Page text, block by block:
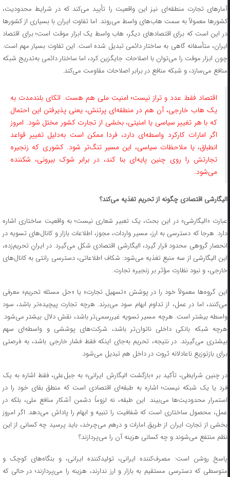
آمارهای تجارت منطقه‌ای نیز این واقعیت را تأیید می‌کند که در شرایط محدودیت،
کشورها معمولاً به سمت هاب‌های واسط می‌روند. اما تفاوت ایران با بسیاری از کشورها
در این است که برای اقتصادهای دیگر، هاب واسط یک ابزار موقت است؛ برای اقتصاد
ایران، متأسفانه گاهی به ساختار دائمی تبدیل شده است. این تفاوت بسیار مهم است.
چون ابزار موقت را می‌توان با اصلاحات جایگزین کرد، اما ساختار دائمی به‌تدریج شبکه
منافع می‌سازد، و شبکه منافع در برابر اصلاحات مقاومت می‌کند.
اقتصاد فقط عدد و تراز نیست؛ امنیت ملی هم هست. اتکای بلندمدت به
یک هاب خارجی، آن هم در منطقه‌ای پرتنش، یعنی پذیرفتن این احتمال
که با هر تغییر سیاسی یا امنیتی، بخشی از تجارت کشور مختل شود. امروز
اگر امارات کارکرد واسطه‌ای دارد، فردا ممکن است به‌دلیل تغییر قواعد
انطباق، یا ملاحظات سیاسی، این مسیر تنگ‌تر شود. کشوری که زنجیره
تجارتش را روی چنین پایه‌ای بنا کند، در برابر شوک بیرونی، شکننده
می‌شود.
الیگارشی اقتصادی چگونه از تحریم تغذیه می‌کند؟
عبارت «الیگارشی» در این بحث، یک تعبیر شعاری نیست؛ به واقعیت ساختاری اشاره
دارد. هرجا که دسترسی به ارز، مسیر واردات، مجوز، اطلاعات بازار و کانال‌های تسویه در
انحصار گروهی محدود قرار گیرد، الیگارشی اقتصادی شکل می‌گیرد. در ایرانِ تحریم‌زده،
این الیگارشی از سه منبع تغذیه می‌شود: شکاف اطلاعاتی، دسترسی رانتی به کانال‌های
خارجی، و نبود نظارت مؤثر بر زنجیره تجارت.
این گروه‌ها معمولاً خود را در پوشش «تسهیل تجارت» یا «حل مسئله تحریم» معرفی
می‌کنند، اما در عمل، از تداوم ابهام سود می‌برند. هرچه تجارت پیچیده‌تر باشد، سود
واسطه بیشتر است. هرچه مسیر تسویه غیررسمی‌تر باشد، نقش دلال بیشتر می‌شود.
هرچه شبکه بانکی داخلی ناتوان‌تر باشد، شرکت‌های پوششی و واسطه‌ای سهم
بیشتری می‌گیرند. در نتیجه، تحریم به‌جای اینکه فقط فشار خارجی باشد، به فرصتی
برای بازتوزیع ناعادلانه ثروت در داخل هم تبدیل می‌شود.
در چنین شرایطی، تأکید بر «بازگشت الیگارش ایرانی» به جبل‌علی، فقط اشاره به یک
فرد یا یک شبکه نیست؛ اشاره به طبقه‌ای اقتصادی است که منطق بقای خود را در
استمرار محدودیت‌ها می‌بیند. این طبقه، نه لزوماً دشمن آشکار منافع ملی، بلکه در
عمل، محصول ساختاری است که شفافیت را تنبیه و ابهام را پاداش می‌دهد. اگر امروز
بخشی از تجارت ایران از طریق امارات و درهم می‌چرخد، باید پرسید چه کسانی از این
نظم منتفع می‌شوند و چه کسانی هزینه آن را می‌پردازند؟
پاسخ روشن است: مصرف‌کننده ایرانی، تولیدکننده ایرانی، و بنگاه‌های کوچک و
متوسطی که دسترسی مستقیم به بازار و ارز ندارند، هزینه را می‌پردازند؛ در حالی که